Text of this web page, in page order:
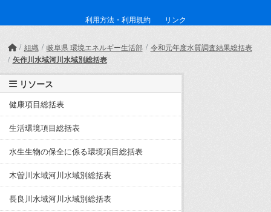
利用方法・利用規約 リンク
組織 岐阜県 環境エネルギー生活部 令和元年度水質調査結果総括表
矢作川水域河川水域別総括表
リソース
健康項目総括表
生活環境項目総括表
水生生物の保全に係る環境項目総括表
木曽川水域河川水域別総括表
長良川水域河川水域別総括表